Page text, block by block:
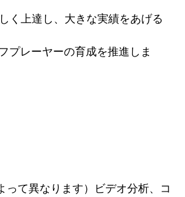
く上達し、大きな実績をあげる
プレーヤーの育成を推進しま
て異なります）ビデオ分析、コ